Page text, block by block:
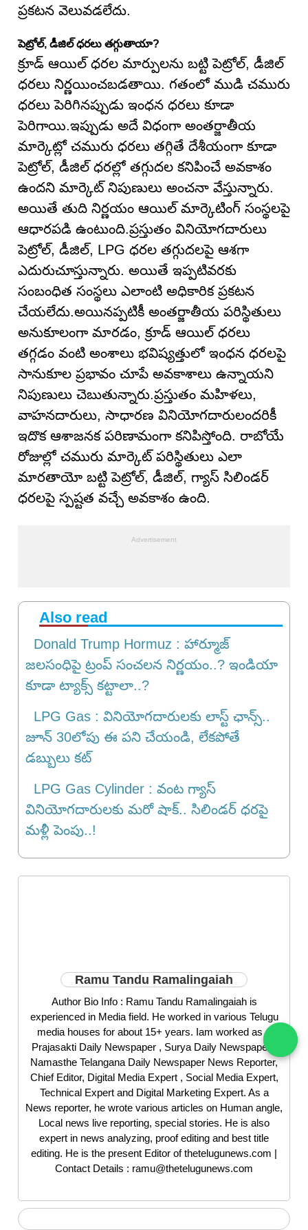
ప్రకటన వెలువడలేదు.
పెట్రోల్, డీజిల్ ధరలు తగ్గుతాయా?
క్రూడ్ ఆయిల్ ధరల మార్పులను బట్టి పెట్రోల్, డీజిల్
ధరలు నిర్ణయించబడతాయి. గతంలో ముడి చమురు
ధరలు పెరిగినప్పుడు ఇంధన ధరలు కూడా
పెరిగాయి.ఇప్పుడు అదే విధంగా అంతర్జాతీయ
మార్కెట్లో చమురు ధరలు తగ్గితే దేశీయంగా కూడా
పెట్రోల్, డీజిల్ ధరల్లో తగ్గుదల కనిపించే అవకాశం
ఉందని మార్కెట్ నిపుణులు అంచనా వేస్తున్నారు.
అయితే తుది నిర్ణయం ఆయిల్ మార్కెటింగ్ సంస్థలపై
ఆధారపడి ఉంటుంది.ప్రస్తుతం వినియోగదారులు
పెట్రోల్, డీజిల్, LPG ధరల తగ్గుదలపై ఆశగా
ఎదురుచూస్తున్నారు. అయితే ఇప్పటివరకు
సంబంధిత సంస్థలు ఎలాంటి అధికారిక ప్రకటన
చేయలేదు.అయినప్పటికీ అంతర్జాతీయ పరిస్థితులు
అనుకూలంగా మారడం, క్రూడ్ ఆయిల్ ధరలు
తగ్గడం వంటి అంశాలు భవిష్యత్తులో ఇంధన ధరలపై
సానుకూల ప్రభావం చూపే అవకాశాలు ఉన్నాయని
నిపుణులు చెబుతున్నారు.ప్రస్తుతం మహిళలు,
వాహనదారులు, సాధారణ వినియోగదారులందరికీ
ఇదొక ఆశాజనక పరిణామంగా కనిపిస్తోంది. రాబోయే
రోజుల్లో చమురు మార్కెట్ పరిస్థితులు ఎలా
మారతాయో బట్టి పెట్రోల్, డీజిల్, గ్యాస్ సిలిండర్
ధరలపై స్పష్టత వచ్చే అవకాశం ఉంది.
Also read
Donald Trump Hormuz : హార్మూజ్
జలసంధిపై ట్రంప్ సంచలన నిర్ణయం..? ఇండియా
కూడా ట్యాక్స్ కట్టాలా..?
LPG Gas : వినియోగదారులకు లాస్ట్ ఛాన్స్..
జూన్ 30లోపు ఈ పని చేయండి, లేకపోతే
డబ్బులు కట్
LPG Gas Cylinder : వంట గ్యాస్
వినియోగదారులకు మరో షాక్.. సిలిండర్ ధరపై
మళ్లీ పెంపు..!
Ramu Tandu Ramalingaiah
Author Bio Info : Ramu Tandu Ramalingaiah is
experienced in Media field. He worked in various Telugu
media houses for about 15+ years. Iam worked as a
Prajasakti Daily Newspaper , Surya Daily Newspaper ,
Namasthe Telangana Daily Newspaper News Reporter,
Chief Editor, Digital Media Expert , Social Media Expert,
Technical Expert and Digital Marketing Expert. As a
News reporter, he wrote various articles on Human angle,
Local news live reporting, special stories. He is also
expert in news analyzing, proof editing and best title
editing. He is the present Editor of thetelugunews.com |
Contact Details : ramu@thetelugunews.com